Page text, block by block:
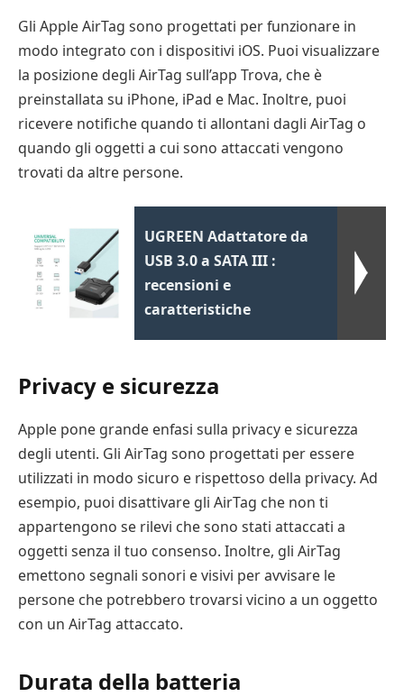
Gli Apple AirTag sono progettati per funzionare in
modo integrato con i dispositivi iOS. Puoi visualizzare
la posizione degli AirTag sull’app Trova, che è
preinstallata su iPhone, iPad e Mac. Inoltre, puoi
ricevere notifiche quando ti allontani dagli AirTag o
quando gli oggetti a cui sono attaccati vengono
trovati da altre persone.
UGREEN Adattatore da
USB 3.0 a SATA III :
recensioni e
caratteristiche
Privacy e sicurezza
Apple pone grande enfasi sulla privacy e sicurezza
degli utenti. Gli AirTag sono progettati per essere
utilizzati in modo sicuro e rispettoso della privacy. Ad
esempio, puoi disattivare gli AirTag che non ti
appartengono se rilevi che sono stati attaccati a
oggetti senza il tuo consenso. Inoltre, gli AirTag
emettono segnali sonori e visivi per avvisare le
persone che potrebbero trovarsi vicino a un oggetto
con un AirTag attaccato.
Durata della batteria